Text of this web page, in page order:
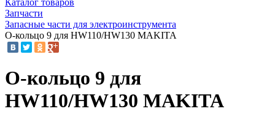
Каталог товаров
Запчасти
Запасные части для электроинструмента
О-кольцо 9 для HW110/HW130 MAKITA
О-кольцо 9 для
HW110/HW130 MAKITA